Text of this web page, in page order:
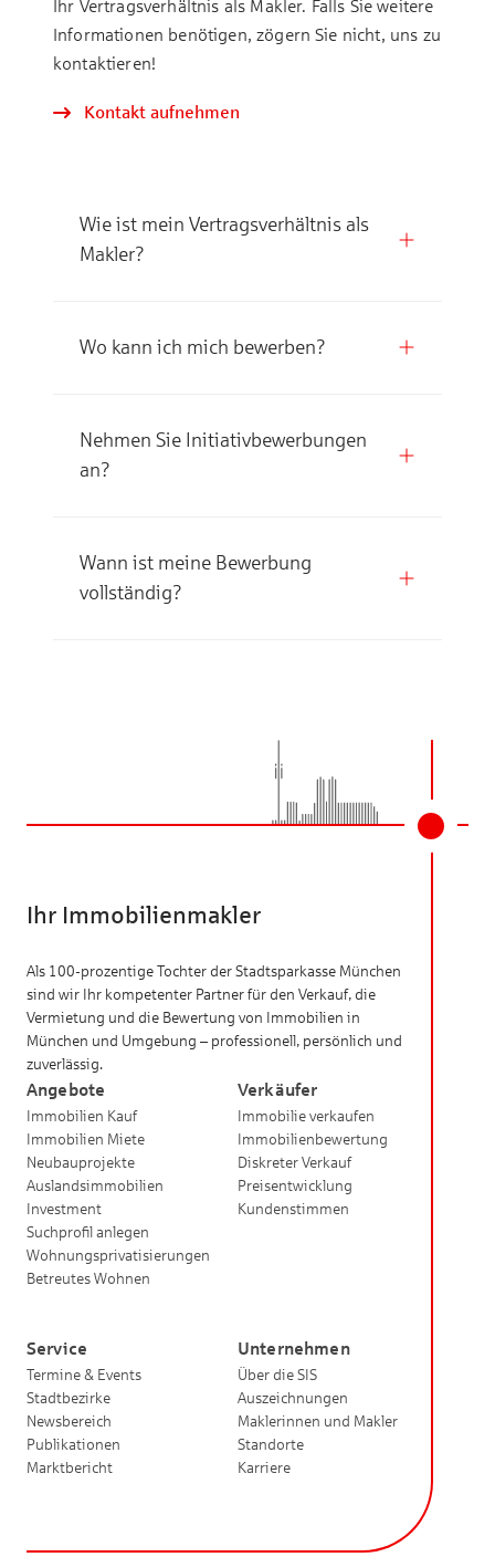
Ihr Vertragsverhältnis als Makler. Falls Sie weitere
Informationen benötigen, zögern Sie nicht, uns zu
kontaktieren!
Kontakt aufnehmen
Wie ist mein Vertrags­verhältnis als
Makler?
Wo kann ich mich bewerben?
Online-Bewerbungs­
formular
Nehmen Sie Initiativ­bewerbungen
an?
Wann ist meine Bewerbung
vollständig?
Ihr Immobilienmakler
Als 100-prozentige Tochter der Stadtsparkasse München
sind wir Ihr kompetenter Partner für den Verkauf, die
Vermietung und die Bewertung von Immobilien in
München und Umgebung – professionell, persönlich und
zuverlässig.
Angebote
Immobilien Kauf
Immobilien Miete
Neubauprojekte
Auslandsimmobilien
Investment
Suchprofil anlegen
Wohnungsprivatisierungen
Betreutes Wohnen
Verkäufer
Immobilie verkaufen
Immobilienbewertung
Diskreter Verkauf
Preisentwicklung
Kundenstimmen
Service
Termine & Events
Stadtbezirke
Newsbereich
Publikationen
Marktbericht
Unternehmen
Über die SIS
Auszeichnungen
Maklerinnen und Makler
Standorte
Karriere